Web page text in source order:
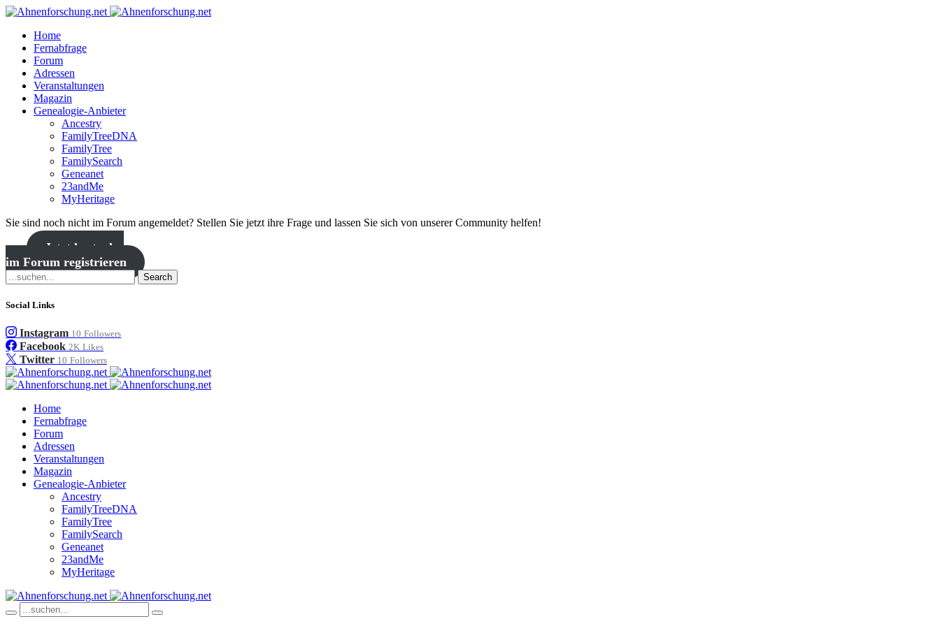
Home
Fernabfrage
Forum
Adressen
Veranstaltungen
Magazin
Genealogie-Anbieter
Ancestry
FamilyTreeDNA
FamilyTree
FamilySearch
Geneanet
23andMe
MyHeritage
Sie sind noch nicht im Forum angemeldet? Stellen Sie jetzt ihre Frage und lassen Sie sich von unserer Community helfen!
Jetzt kostenlos
im Forum registrieren
Search
Social Links
Instagram 10 Followers
Facebook 2K Likes
Twitter 10 Followers
Home
Fernabfrage
Forum
Adressen
Veranstaltungen
Magazin
Genealogie-Anbieter
Ancestry
FamilyTreeDNA
FamilyTree
FamilySearch
Geneanet
23andMe
MyHeritage